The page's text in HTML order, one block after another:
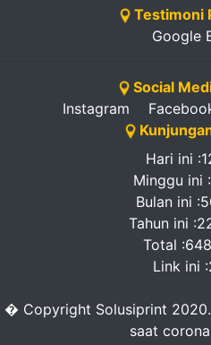
Testimoni
Google
Social
Instagram
Hari ini
Minggu ini
Bulan ini
Tahun ini
Total
Link ini
� Copyright Solusiprint
saat